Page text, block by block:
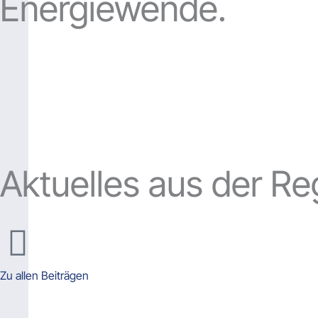
Energiewende.
Aktuelles aus der
Zu allen Beiträgen